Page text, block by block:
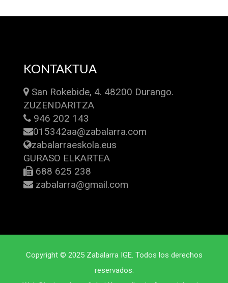
KONTAKTUA
San Rokebide, 4. 48200 Durango.
ZUZENDARITZA
946 202 143
015342aa@zabalarra.com
zabalarraeskola.eus
GURASO ELKARTEA
688 625 238
zabalarra@gmail.com
Copyright © 2025 Zabalarra IGE. Todos los derechos
reservados.